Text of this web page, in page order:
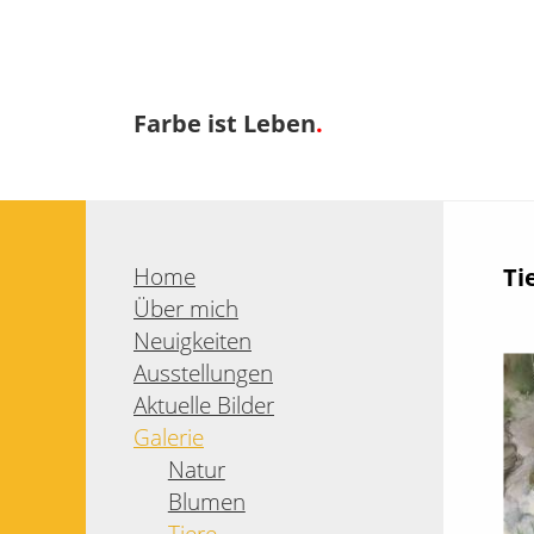
Farbe ist Leben.
Home
Über mich
Neuigkeiten
Ausstellungen
Aktuelle Bilder
Galerie
Natur
Blumen